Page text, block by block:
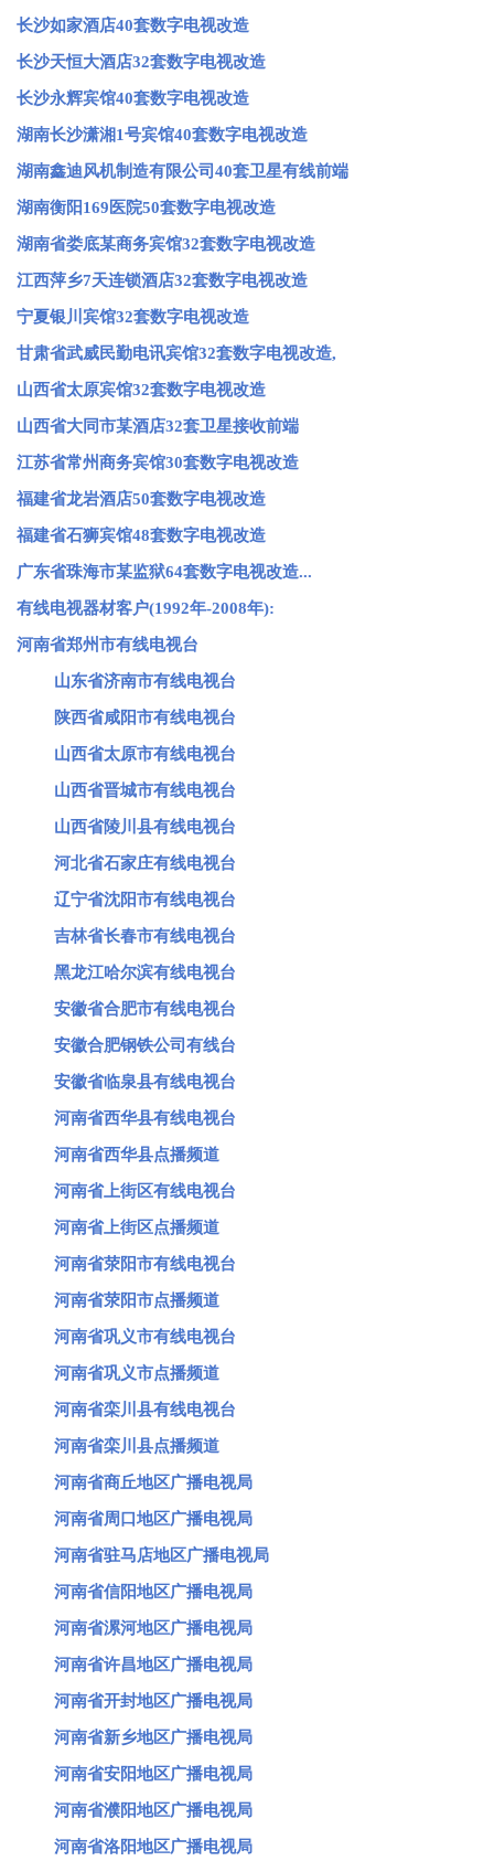
长沙如家酒店40套数字电视改造
长沙天恒大酒店32套数字电视改造
长沙永辉宾馆40套数字电视改造
湖南长沙潇湘1号宾馆40套数字电视改造
湖南鑫迪风机制造有限公司40套卫星有线前端
湖南衡阳169医院50套数字电视改造
湖南省娄底某商务宾馆32套数字电视改造
江西萍乡7天连锁酒店32套数字电视改造
宁夏银川宾馆32套数字电视改造
甘肃省武威民勤电讯宾馆32套数字电视改造,
山西省太原宾馆32套数字电视改造
山西省大同市某酒店32套卫星接收前端
江苏省常州商务宾馆30套数字电视改造
福建省龙岩酒店50套数字电视改造
福建省石狮宾馆48套数字电视改造
广东省珠海市某监狱64套数字电视改造...
有线电视器材客户(1992年-2008年):
河南省郑州市有线电视台
山东省济南市有线电视台
陕西省咸阳市有线电视台
山西省太原市有线电视台
山西省晋城市有线电视台
山西省陵川县有线电视台
河北省石家庄有线电视台
辽宁省沈阳市有线电视台
吉林省长春市有线电视台
黑龙江哈尔滨有线电视台
安徽省合肥市有线电视台
安徽合肥钢铁公司有线台
安徽省临泉县有线电视台
河南省西华县有线电视台
河南省西华县点播频道
河南省上街区有线电视台
河南省上街区点播频道
河南省荥阳市有线电视台
河南省荥阳市点播频道
河南省巩义市有线电视台
河南省巩义市点播频道
河南省栾川县有线电视台
河南省栾川县点播频道
河南省商丘地区广播电视局
河南省周口地区广播电视局
河南省驻马店地区广播电视局
河南省信阳地区广播电视局
河南省漯河地区广播电视局
河南省许昌地区广播电视局
河南省开封地区广播电视局
河南省新乡地区广播电视局
河南省安阳地区广播电视局
河南省濮阳地区广播电视局
河南省洛阳地区广播电视局